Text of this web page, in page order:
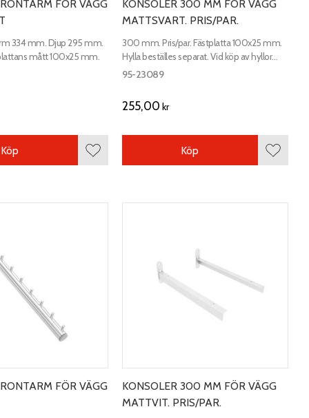
FÖR VÄGG
334 mm. Djup 295 mm.
mått 100x25 mm.
Lägg till i favoriter
Köp
KONSOLER 300 MM FÖR VÄGG
MATTSVART. PRIS/PAR.
300 mm. Pris/par. Fästplatta 100x25 mm.
Hylla beställes separat. Vid köp av hyllor
ingår skruv till konsolerna.
95-23089
255,00 kr
Lägg
Köp
FÖR VÄGG
KONSOLER 300 MM FÖR VÄGG
MATTVIT. PRIS/PAR.